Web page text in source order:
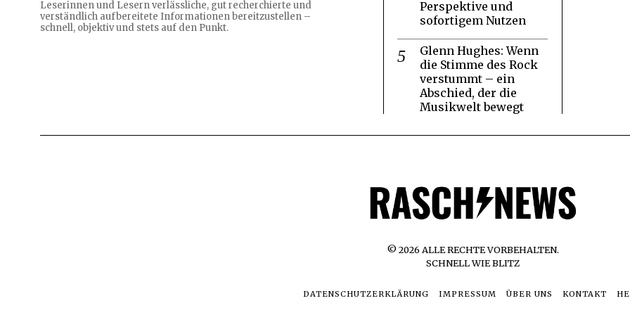
Leserinnen und Lesern verlässliche, gut recherchierte und
verständlich aufbereitete Informationen bereitzustellen –
schnell, objektiv und stets auf den Punkt.
Perspektive und
sofortigem Nutzen
Glenn Hughes: Wenn
die Stimme des Rock
verstummt – ein
Abschied, der die
Musikwelt bewegt
©2026 ALLE RECHTE VORBEHALTEN.
SCHNELL WIE BLITZ
DATENSCHUTZERKLÄRUNG IMPRESSUM ÜBER UNS KONTAKT